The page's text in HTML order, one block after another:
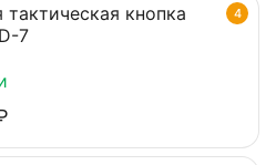
4
тактическая кнопка
7